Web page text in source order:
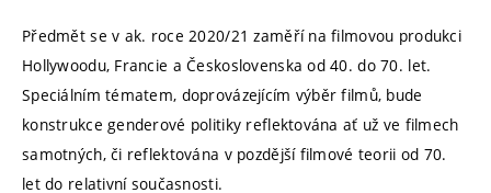
Předmět se v ak. roce 2020/21 zaměří na filmovou produkci
Hollywoodu, Francie a Československa od 40. do 70. let.
Speciálním tématem, doprovázejícím výběr filmů, bude
konstrukce genderové politiky reflektována ať už ve filmech
samotných, či reflektována v pozdější filmové teorii od 70.
let do relativní současnosti.